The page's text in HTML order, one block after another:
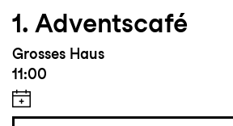
1. Adventscafé
Grosses Haus
11:00